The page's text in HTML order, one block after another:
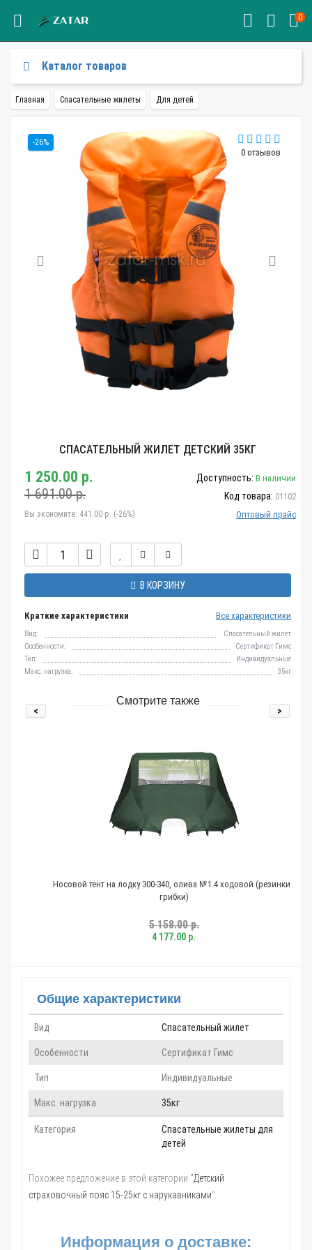
0
Каталог товаров
Главная Спасательные жилеты Для детей
-26%
0 отзывов
СПАСАТЕЛЬНЫЙ ЖИЛЕТ ДЕТСКИЙ 35КГ
1 250.00 р.
1 691.00 р.
Вы экономите: 441.00 р. (-26%)
Доступность: В наличии
Код товара: 01102
Оптовый прайс
В КОРЗИНУ
Краткие характеристики Все характеристики
Вид:
Спасательный жилет
Особенности:
Сертификат Гимс
Тип:
Индивидуальные
Макс. нагрузка:
35кг
Смотрите также
Носовой тент на лодку 300-340, олива №1.4 ходовой (резинки -
грибки)
5 158.00 р.
4 177.00 р.
< >
Общие характеристики
Вид Спасательный жилет
Особенности Сертификат Гимс
Тип Индивидуальные
Макс. нагрузка 35кг
Категория
Спасательные жилеты для
детей
Похожее предложение в этой категории "Детский
страховочный пояс 15-25кг с нарукавниками".
Информация о доставке: